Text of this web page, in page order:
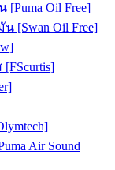
Oil Free]
[Swan Oil Free]
Air Sound